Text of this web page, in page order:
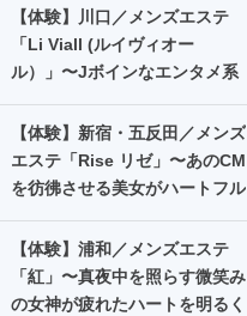
【第550回】
【体験】川口／メンズエステ
「Li Viall (ルイヴィオー
ル）」〜Jボインなエンタメ系
キウキ!?〜【第551回】
【体験】新宿・五反田／メンズ
エステ「Rise リゼ」〜あのCM
を彷彿させる美女がハートフル
回】
【体験】浦和／メンズエステ
「紅」〜真夜中を照らす微笑み
の女神が疲れたハートを明るく